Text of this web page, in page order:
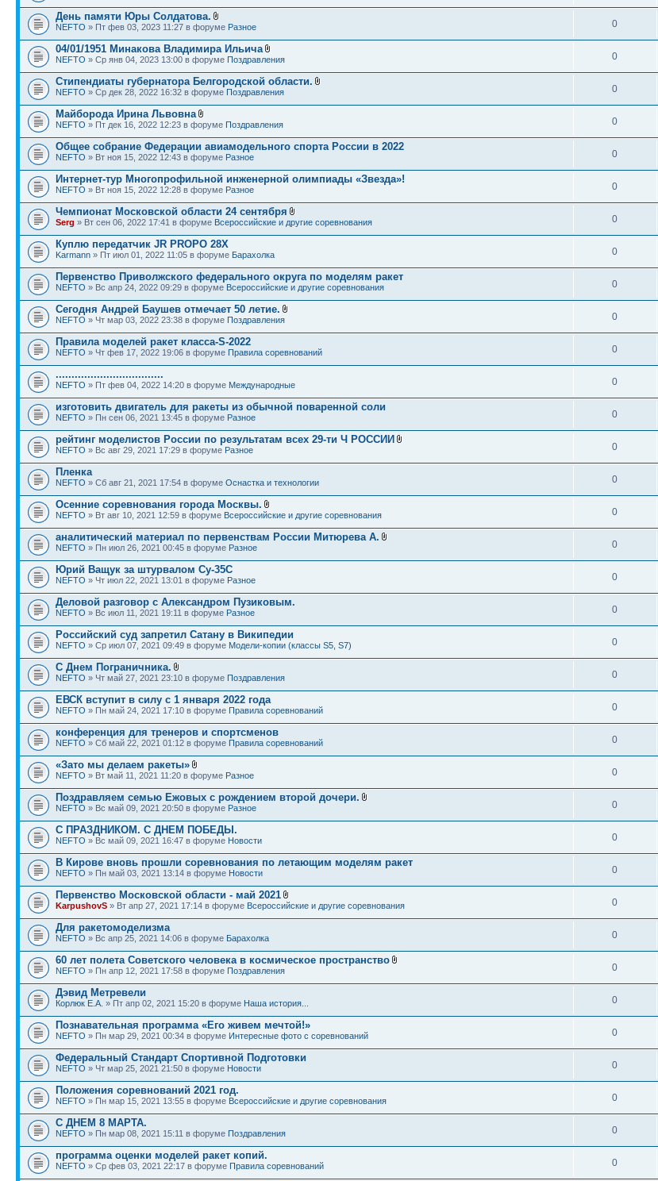
День памяти Юры Солдатова.
NEFTO » Пт фев 03, 2023 11:27 в форуме Разное 0
04/01/1951 Минакова Владимира Ильича
NEFTO » Ср янв 04, 2023 13:00 в форуме Поздравления 0
Стипендиаты губернатора Белгородской области.
NEFTO » Ср дек 28, 2022 16:32 в форуме Поздравления 0
Майборода Ирина Львовна
NEFTO » Пт дек 16, 2022 12:23 в форуме Поздравления 0
Общее собрание Федерации авиамодельного спорта России в 2022
NEFTO » Вт ноя 15, 2022 12:43 в форуме Разное 0
Интернет-тур Многопрофильной инженерной олимпиады «Звезда»!
NEFTO » Вт ноя 15, 2022 12:28 в форуме Разное 0
Чемпионат Московской области 24 сентября
Serg » Вт сен 06, 2022 17:41 в форуме Всероссийские и другие соревнования 0
Куплю передатчик JR PROPO 28X
Karmann » Пт июл 01, 2022 11:05 в форуме Барахолка 0
Первенство Приволжского федерального округа по моделям ракет
NEFTO » Вс апр 24, 2022 09:29 в форуме Всероссийские и другие соревнования 0
Сегодня Андрей Баушев отмечает 50 летие.
NEFTO » Чт мар 03, 2022 23:38 в форуме Поздравления 0
Правила моделей ракет класса-S-2022
NEFTO » Чт фев 17, 2022 19:06 в форуме Правила соревнований 0
..................................
NEFTO » Пт фев 04, 2022 14:20 в форуме Международные 0
изготовить двигатель для ракеты из обычной поваренной соли
NEFTO » Пн сен 06, 2021 13:45 в форуме Разное 0
рейтинг моделистов России по результатам всех 29-ти Ч РОССИИ
NEFTO » Вс авг 29, 2021 17:29 в форуме Разное 0
Пленка
NEFTO » Сб авг 21, 2021 17:54 в форуме Оснастка и технологии 0
Осенние соревнования города Москвы.
NEFTO » Вт авг 10, 2021 12:59 в форуме Всероссийские и другие соревнования 0
аналитический материал по первенствам России Митюрева А.
NEFTO » Пн июл 26, 2021 00:45 в форуме Разное 0
Юрий Ващук за штурвалом Су-35С
NEFTO » Чт июл 22, 2021 13:01 в форуме Разное 0
Деловой разговор с Александром Пузиковым.
NEFTO » Вс июл 11, 2021 19:11 в форуме Разное 0
Российский суд запретил Сатану в Википедии
NEFTO » Ср июл 07, 2021 09:49 в форуме Модели-копии (классы S5, S7) 0
С Днем Пограничника.
NEFTO » Чт май 27, 2021 23:10 в форуме Поздравления 0
ЕВСК вступит в силу с 1 января 2022 года
NEFTO » Пн май 24, 2021 17:10 в форуме Правила соревнований 0
конференция для тренеров и спортсменов
NEFTO » Сб май 22, 2021 01:12 в форуме Правила соревнований 0
«Зато мы делаем ракеты»
NEFTO » Вт май 11, 2021 11:20 в форуме Разное 0
Поздравляем семью Ежовых с рождением второй дочери.
NEFTO » Вс май 09, 2021 20:50 в форуме Разное 0
С ПРАЗДНИКОМ. С ДНЕМ ПОБЕДЫ.
NEFTO » Вс май 09, 2021 16:47 в форуме Новости 0
В Кирове вновь прошли соревнования по летающим моделям ракет
NEFTO » Пн май 03, 2021 13:14 в форуме Новости 0
Первенство Московской области - май 2021
KarpushovS » Вт апр 27, 2021 17:14 в форуме Всероссийские и другие соревнования 0
Для ракетомоделизма
NEFTO » Вс апр 25, 2021 14:06 в форуме Барахолка 0
60 лет полета Советского человека в космическое пространство
NEFTO » Пн апр 12, 2021 17:58 в форуме Поздравления 0
Дэвид Метревели
Корлюк Е.А. » Пт апр 02, 2021 15:20 в форуме Наша история... 0
Познавательная программа «Его живем мечтой!»
NEFTO » Пн мар 29, 2021 00:34 в форуме Интересные фото с соревнований 0
Федеральный Стандарт Спортивной Подготовки
NEFTO » Чт мар 25, 2021 21:50 в форуме Новости 0
Положения соревнований 2021 год.
NEFTO » Пн мар 15, 2021 13:55 в форуме Всероссийские и другие соревнования 0
С ДНЕМ 8 МАРТА.
NEFTO » Пн мар 08, 2021 15:11 в форуме Поздравления 0
программа оценки моделей ракет копий.
NEFTO » Ср фев 03, 2021 22:17 в форуме Правила соревнований 0